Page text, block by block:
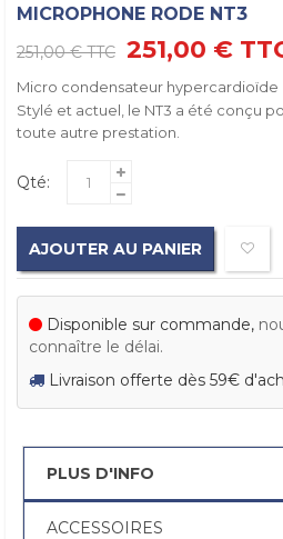
MICROPHONE RODE NT3
251,00 €TTC 251,00 €
Micro condensateur hypercardioïde
Stylé et actuel, le NT3 a été conçu
toute autre prestation.
Qté:
AJOUTER AU PANIER
Disponible sur commande,
connaître le délai.
Livraison offerte dès 59€
PLUS D'INFO
ACCESSOIRES